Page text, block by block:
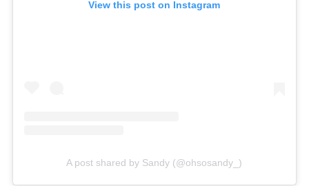
View this post on Instagram
A post shared by Sandy (@ohsosandy_)